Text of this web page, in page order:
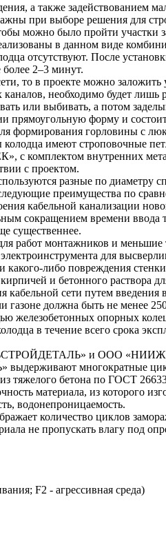
а также задействованием
при выборе решения для
можно было пройти участки
в данном виде
отсутствуют. После
2–3 минут.
то в проекте можно
необходимо будет
или выбивать, а потом
прямоугольную форму и
формирования горловины с
имеют строповочные
с комплектом внутренних
с проектом.
разные по
преимущества по
кабельной канализации
сокращением времени ввода
существеннее.
работ монтажников и
для
либо повреждения
и бетонного раствора
кабельной сети путем
газоне должна быть не
железобетонных опорных
в течение всего срока
и ООО «НИИЖБ»,
многократные циклы
тяжелого бетона по ГОСТ
материала, из которого
водонепроницаемость.
количество циклов
не пропускать влагу под
F2 - агрессивная среда)